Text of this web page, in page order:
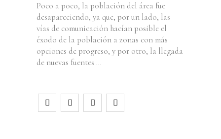
Poco a poco, la población del área fue
desapareciendo, ya que, por un lado, las
vías de comunicación hacían posible el
éxodo de la población a zonas con más
opciones de progreso, y por otro, la llegada
de nuevas fuentes